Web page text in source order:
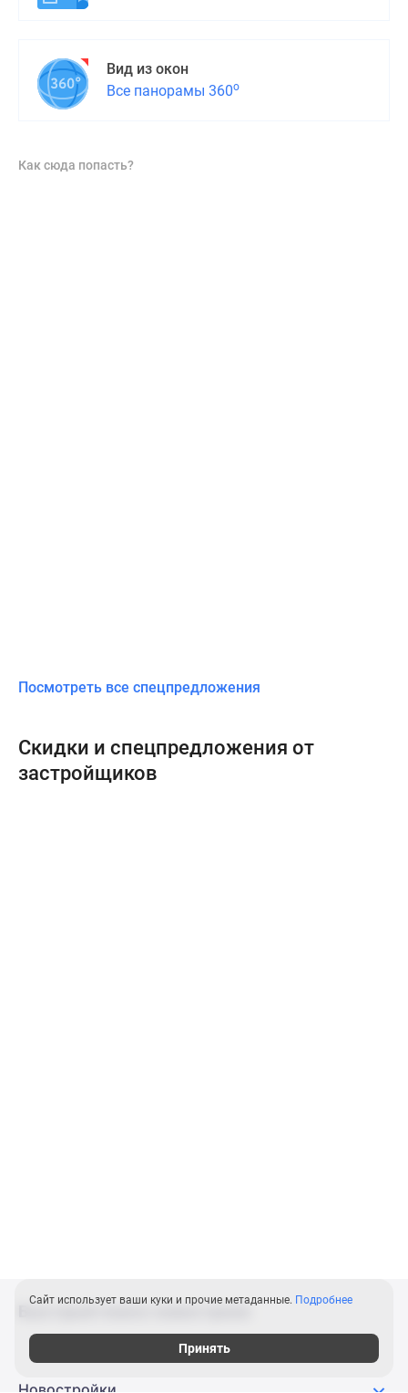
Вид из окон
Все панорамы 360о
Как сюда попасть?
Посмотреть все спецпредложения
Скидки и спецпредложения от
застройщиков
Быстрый поиск новостроек
Новостройки
Сайт использует ваши куки и прочие метаданные. Подробнее
Принять